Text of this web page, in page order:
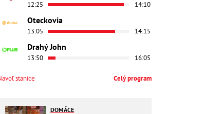
12:25 14:10
Oteckovia
13:05 14:15
Drahý John
13:50 16:05
stanice Celý program
DOMÁCE